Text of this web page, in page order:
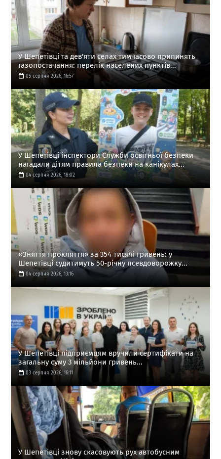
У Шепетівці та дев'яти селах тимчасово припинять
газопостачання: перелік населених пунктів...
05 серпня 2026, 16:57
У Шепетівці інспектори Служби освітньої безпеки
нагадали дітям правила безпеки на канікулах...
04 серпня 2026, 18:02
«Зняття прокляття» за 354 тисячі гривень: у
Шепетівці судитимуть 50-річну псевдоворожку...
04 серпня 2026, 13:16
У Шепетівці підприємцям вручили сертифікати на
загальну суму 3 мільйони гривень...
03 серпня 2026, 16:11
У Шепетівці знову скасовують рух автобусним